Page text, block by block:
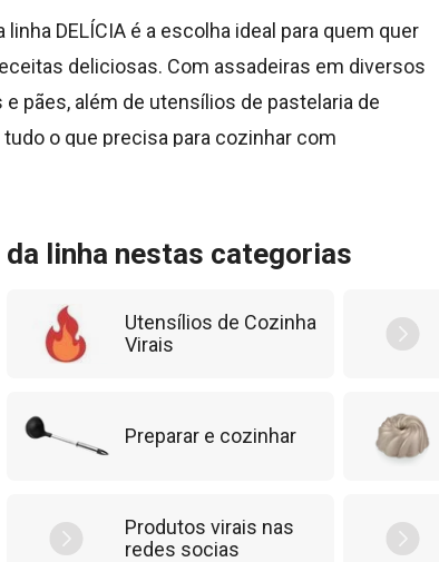
DELÍCIA é a escolha ideal para quem quer
deliciosas. Com assadeiras em diversos
pães, além de utensílios de pastelaria de
o que precisa para cozinhar com
temos suprimentos especializados,
linha de produtos em constante expansão e
linha nestas categorias
Utensílios de Cozinha
Virais
Preparar e cozinhar
Produtos virais nas
redes socias